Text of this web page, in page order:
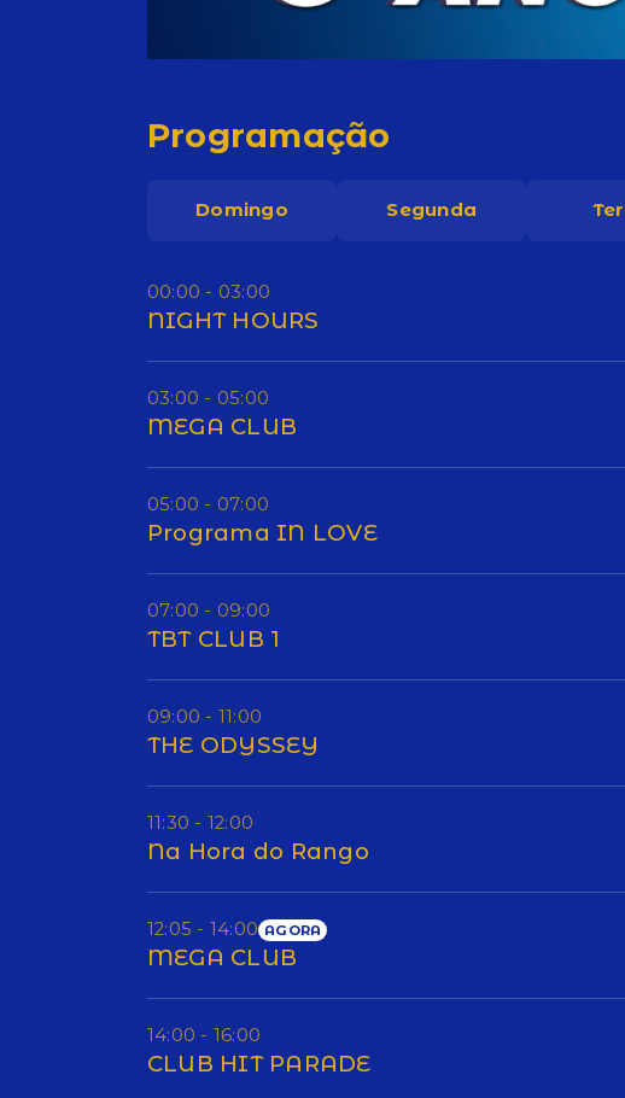
Programação
Domingo Segunda
00:00 - 03:00
NIGHT HOURS
03:00 - 05:00
MEGA CLUB
05:00 - 07:00
Programa IN LOVE
07:00 - 09:00
TBT CLUB 1
09:00 - 11:00
THE ODYSSEY
11:30 - 12:00
Na Hora do Rango
12:05 - 14:00 AGORA
MEGA CLUB
14:00 - 16:00
CLUB HIT PARADE